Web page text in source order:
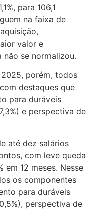
para 106,1
na faixa de
valor e
se normalizou.
porém, todos
destaques que
para duráveis
e perspectiva de
até dez salários
com leve queda
em 12 meses. Nesse
os componentes
para duráveis
perspectiva de